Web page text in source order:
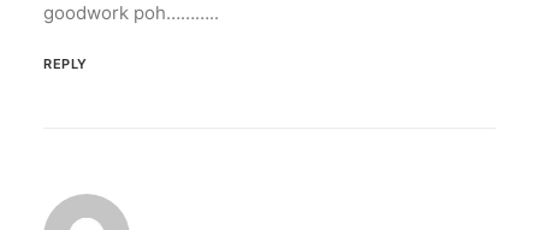
goodwork poh………..
REPLY